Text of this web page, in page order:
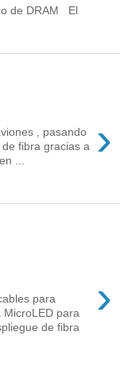
de DRAM El
›
, pasando
fibra gracias a
...
›
para
para
de fibra